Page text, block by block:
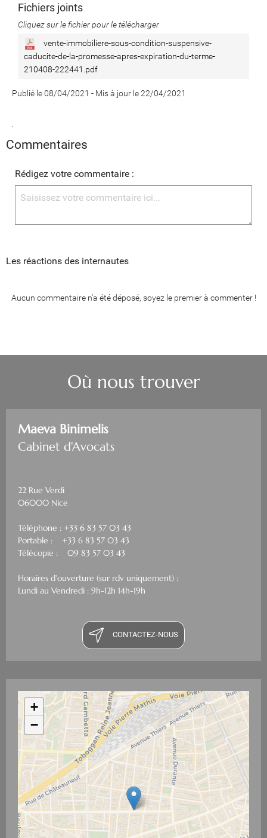
Fichiers joints
Cliquez sur le fichier pour le télécharger
vente-immobiliere-sous-condition-suspensive-
caducite-de-la-promesse-apres-expiration-du-terme-
210408-222441.pdf
Publié le 08/04/2021 - Mis à jour le 22/04/2021
Commentaires
Rédigez votre commentaire :
Les réactions des internautes
Aucun commentaire n'a été déposé, soyez le premier à commenter !
Où nous trouver
Maeva Binimelis
Cabinet d'Avocats
22 Rue Verdi
06000 Nice
Téléphone : +33 6 83 57 03 43
Portable : +33 6 83 57 03 43
Télécopie : 09 83 57 03 43
Horaires d'ouverture (sur rdv uniquement) :
Lundi au Vendredi : 9h-12h 14h-19h
CONTACTEZ-NOUS
+
−